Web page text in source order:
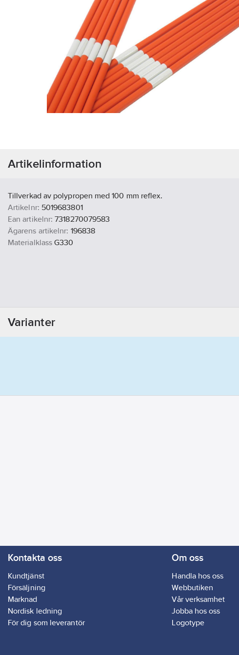
Artikelinformation
Tillverkad av polypropen med 100 mm reflex.
Artikelnr: 5019683801
Ean artikelnr: 7318270079583
Ägarens artikelnr: 196838
Materialklass G330
Varianter
Kontakta oss
Kundtjänst
Försäljning
Marknad
Nordisk ledning
För dig som leverantör
Om oss
Handla hos oss
Webbutiken
Vår verksamhet
Jobba hos oss
Logotype